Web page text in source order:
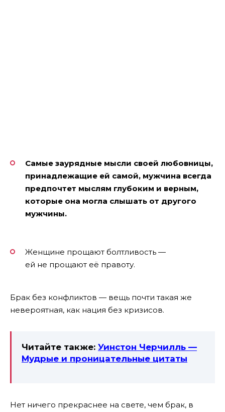
Самые заурядные мысли своей любовницы,
принадлежащие ей самой, мужчина всегда
предпочтет мыслям глубоким и верным,
которые она могла слышать от другого
мужчины.
Женщине прощают болтливость —
ей не прощают её правоту.
Брак без конфликтов — вещь почти такая же
невероятная, как нация без кризисов.
Читайте также: Уинстон Черчилль —
Мудрые и проницательные цитаты
Нет ничего прекраснее на свете, чем брак, в